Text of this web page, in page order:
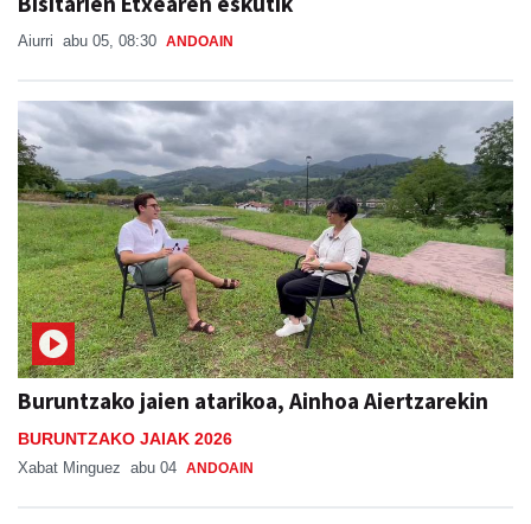
Aiurri abu 05, 08:30 ANDOAIN
Buruntzako jaien atarikoa, Ainhoa Aiertzarekin
BURUNTZAKO JAIAK 2026
Xabat Minguez abu 04 ANDOAIN